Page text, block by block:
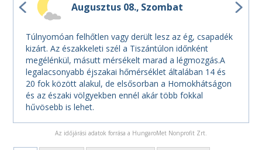
Augusztus 08. Szombat
Túlnyomóan felhőtlen vagy derült lesz az ég, csapadék
kizárt. Az északkeleti szél a Tiszántúlon időnként
megélénkül, másutt mérsékelt marad a légmozgás.A
legalacsonyabb éjszakai hőmérséklet általában 14 és
20 fok között alakul, de elsősorban a Homokhátságon
és az északi völgyekben ennél akár több fokkal
hűvösebb is lehet.
Az időjárási adatok forrása a HungaroMet Nonprofit Zrt.